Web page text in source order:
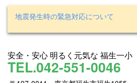
地震発生時の緊急対応について
安全・安心 明るく元気な 福生一小
TEL.042-551-0046